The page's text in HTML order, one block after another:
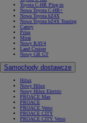
Toyota C-HR Plug-in
Nowa Toyota C-HR+
Nowa Toyota bZ4X
Nowa Toyota bZ4X Touring
Camry
Prius
Mirai
Nowy RAV4
Land Cruiser
Nowy GR GT
Samochody dostawcze
Hilux
Nowy Hilux
Nowy Hilux Electric
PROACE Max
PROACE
PROACE Verso
PROACE CITY
PROACE CITY Verso